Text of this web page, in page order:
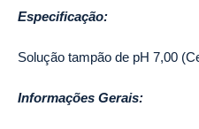
Especificação:
Solução tampão de pH 7,00
Informações Gerais: